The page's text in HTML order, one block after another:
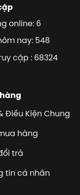
online: 6
nay: 548
cập : 68324
Điều Kiện Chung
hàng
trả
tin cá nhân